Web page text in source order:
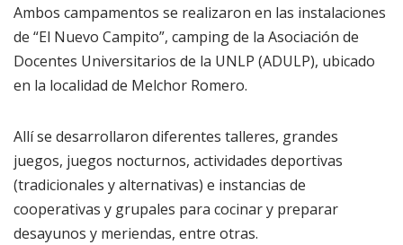
Ambos campamentos se realizaron en las instalaciones
de “El Nuevo Campito”, camping de la Asociación de
Docentes Universitarios de la UNLP (ADULP), ubicado
en la localidad de Melchor Romero.
Allí se desarrollaron diferentes talleres, grandes
juegos, juegos nocturnos, actividades deportivas
(tradicionales y alternativas) e instancias de
cooperativas y grupales para cocinar y preparar
desayunos y meriendas, entre otras.